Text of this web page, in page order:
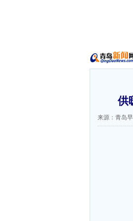
供
来源：青岛